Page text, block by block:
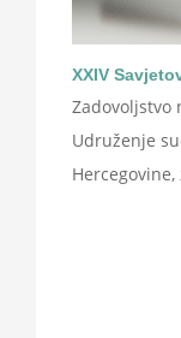
XXIV
Zadovoljstvo
Udruženje